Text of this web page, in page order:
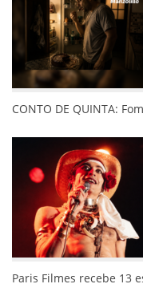
CONTO DE QUINTA:
Paris Filmes recebe 13